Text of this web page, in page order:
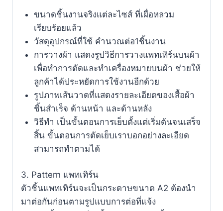
ขนาดชิ้นงานจริงแต่ละไซส์ ที่เผื่อหลวม
เรียบร้อยแล้ว
วัสดุอุปกรณ์ที่ใช้ คำนวณต่อ1ชิ้นงาน
การวางผ้า แสดงรูปวิธีการวางแพทเทิร์นบนผ้า
เพื่อทำการตัดและทำเครื่องหมายบนผ้า ช่วยให้
ลูกค้าได้ประหยัดการใช้งานอีกด้วย
รูปภาพเส้นวาดที่แสดงรายละเอียดของเสื้อผ้า
ชิ้นสำเร็จ ด้านหน้า และด้านหลัง
วิธีทำ เป็นขั้นตอนการเย็บตั้งแต่เริ่มต้นจนเสร็จ
สิ้น ขั้นตอนการตัดเย็บเราบอกอย่างละเอียด
สามารถทำตามได้
3. Pattern แพทเทิร์น
ตัวชิ้นแพทเทิร์นจะเป็นกระดาษขนาด A2 ต้องนำ
มาต่อกันก่อนตามรูปแบบการต่อที่แจ้ง